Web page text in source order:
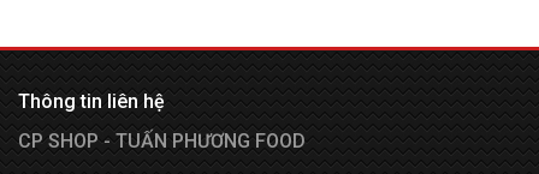
Thông tin liên hệ
CP SHOP - TUẤN PHƯƠNG FOOD